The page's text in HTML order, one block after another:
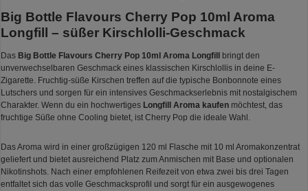
Big Bottle Flavours Cherry Pop 10ml Aroma
Longfill – süßer Kirschlolli-Geschmack
Das Big Bottle Flavours Cherry Pop 10ml Aroma Longfill bringt den
unverwechselbaren Geschmack eines klassischen Kirschlollis in deine E-
Zigarette. Fruchtig-süße Kirschen treffen auf die typische Bonbonnote eines
Lutschers und sorgen für ein intensives Geschmackserlebnis mit nostalgischem
Charakter. Wenn du ein hochwertiges Longfill Aroma kaufen möchtest, das
fruchtige Süße ohne Cooling bietet, ist Cherry Pop die ideale Wahl.
Das Aroma wird in einer großzügigen 120 ml Flasche mit 10 ml Aromakonzentrat
geliefert und bietet ausreichend Platz zum Anmischen mit Base und optionalen
Nikotinshots. Nach einer empfohlenen Reifezeit von etwa zwei bis drei Tagen
entfaltet sich das volle Geschmacksprofil und sorgt für ein ausgewogenes